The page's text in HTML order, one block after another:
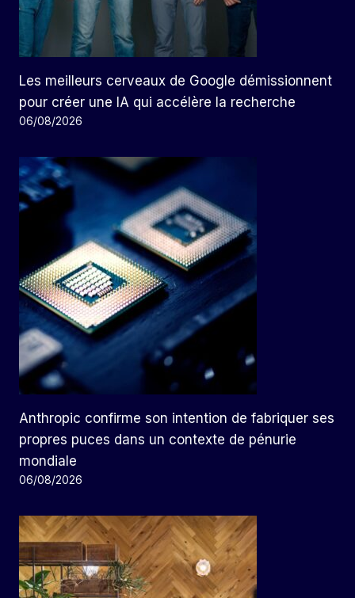
Les meilleurs cerveaux de Google démissionnent
pour créer une IA qui accélère la recherche
06/08/2026
Anthropic confirme son intention de fabriquer ses
propres puces dans un contexte de pénurie
mondiale
06/08/2026